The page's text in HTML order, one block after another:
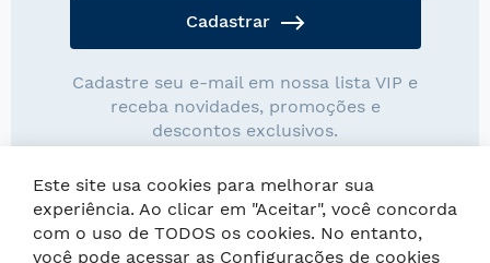
Cadastrar
Cadastre seu e-mail em nossa lista VIP e
receba novidades, promoções e
descontos exclusivos.
Este site usa cookies para melhorar sua
experiência. Ao clicar em "Aceitar", você concorda
com o uso de TODOS os cookies. No entanto,
você pode acessar as Configurações de cookies